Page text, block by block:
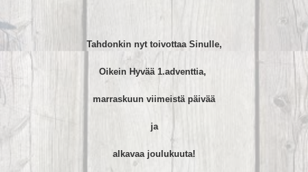
Tahdonkin nyt toivottaa Sinulle,
Oikein Hyvää 1.adventtia,
marraskuun viimeistä päivää
ja
alkavaa joulukuuta!